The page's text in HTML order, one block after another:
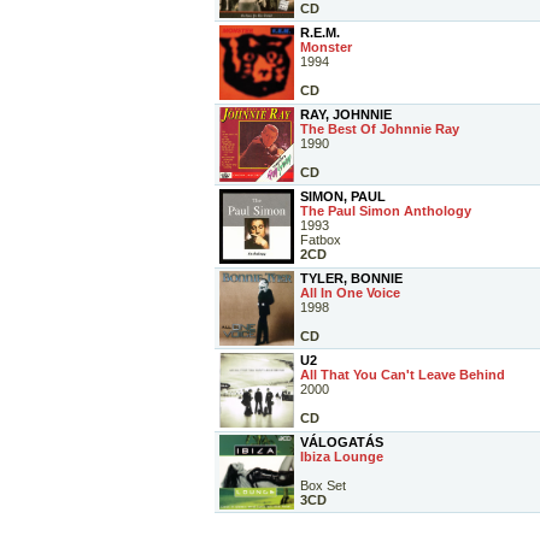
CD
R.E.M.
Monster
1994
CD
RAY, JOHNNIE
The Best Of Johnnie Ray
1990
CD
SIMON, PAUL
The Paul Simon Anthology
1993
Fatbox
2CD
TYLER, BONNIE
All In One Voice
1998
CD
U2
All That You Can't Leave Behind
2000
CD
VÁLOGATÁS
Ibiza Lounge
Box Set
3CD